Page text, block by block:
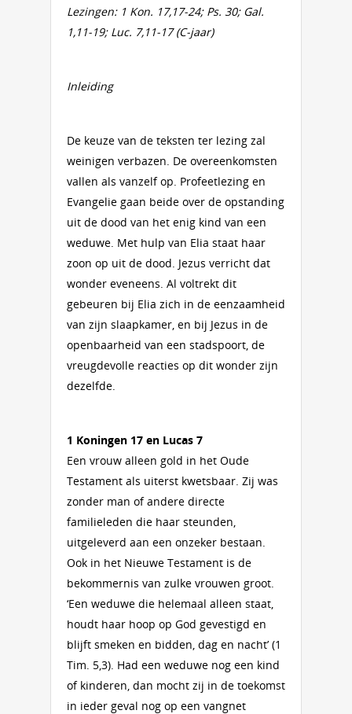
Lezingen: 1 Kon. 17,17-24; Ps. 30; Gal.
1,11-19; Luc. 7,11-17 (C-jaar)
Inleiding
De keuze van de teksten ter lezing zal
weinigen verbazen. De overeenkomsten
vallen als vanzelf op. Profeetlezing en
Evangelie gaan beide over de opstanding
uit de dood van het enig kind van een
weduwe. Met hulp van Elia staat haar
zoon op uit de dood. Jezus verricht dat
wonder eveneens. Al voltrekt dit
gebeuren bij Elia zich in de eenzaamheid
van zijn slaapkamer, en bij Jezus in de
openbaarheid van een stadspoort, de
vreugdevolle reacties op dit wonder zijn
dezelfde.
1 Koningen 17 en Lucas 7
Een vrouw alleen gold in het Oude
Testament als uiterst kwetsbaar. Zij was
zonder man of andere directe
familieleden die haar steunden,
uitgeleverd aan een onzeker bestaan.
Ook in het Nieuwe Testament is de
bekommernis van zulke vrouwen groot.
‘Een weduwe die helemaal alleen staat,
houdt haar hoop op God gevestigd en
blijft smeken en bidden, dag en nacht’ (1
Tim. 5,3). Had een weduwe nog een kind
of kinderen, dan mocht zij in de toekomst
in ieder geval nog op een vangnet